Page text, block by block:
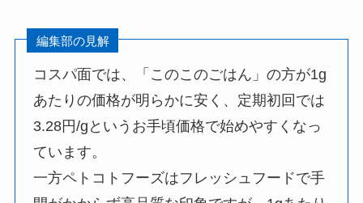
編集部の見解
コスパ面では、「このこのごはん」の方が1g
あたりの価格が明らかに安く、定期初回では
3.28円/gというお手頃価格で始めやすくなっ
ています。
一方ペトコトフーズはフレッシュフードで手